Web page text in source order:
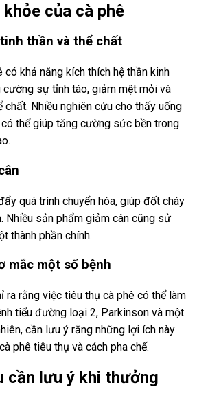
của cà phê
thần và thể chất
khả năng kích thích hệ thần kinh
sự tỉnh táo, giảm mệt mỏi và
chất. Nhiều nghiên cứu cho thấy uống
thể giúp tăng cường sức bền trong
quá trình chuyển hóa, giúp đốt cháy
Nhiều sản phẩm giảm cân cũng sử
thành phần chính.
mắc một số bệnh
ra rằng việc tiêu thụ cà phê có thể làm
tiểu đường loại 2, Parkinson và một
cần lưu ý rằng những lợi ích này
phê tiêu thụ và cách pha chế.
cần lưu ý khi thưởng